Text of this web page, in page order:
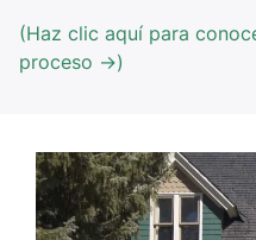
(Haz clic aquí para
proceso →)